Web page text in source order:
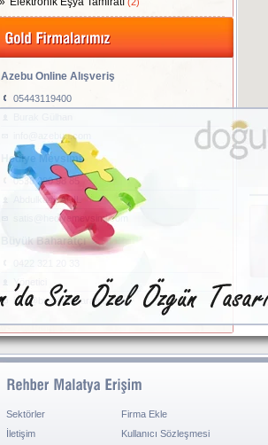
Azebu Online Alışveriş
05443119400
info@azebuu.com
Hediye Mevsimi
0538 290 98 85
Abdulkadir AÇIL
satis@hediyemevsimi.com
Büyük Baharatçı
Yönetici
info@buyukbaharatci.com
Sektörler
Firma Ekle
İletişim
Kullanıcı Sözleşmesi